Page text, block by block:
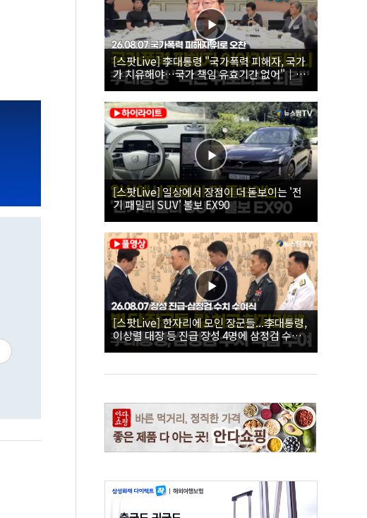
[스팟Live] 李대통령 "국가폭력 피해자, 국가
가 치유해야…국가 책임 유효기간 없어"｜
26.08.07 국가폭력 피해자 위로 오찬
[스팟Live] 일상에서 장점이 더 돋보이는 '전
기 패밀리 SUV' 볼보 EX90
[스팟Live] 한자리에 모인 장군들...李대통령,
이상렬 대장 등 진급 장성 4명에 삼정검 수치
직접 수여｜26.08.07 장성 진급·삼정검 수치